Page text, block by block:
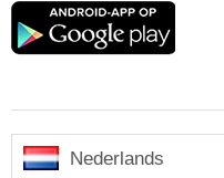
Google
Nederlands